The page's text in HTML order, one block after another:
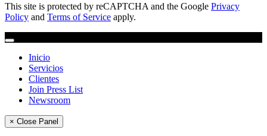
This site is protected by reCAPTCHA and the Google Privacy
Policy and Terms of Service apply.
Inicio
Servicios
Clientes
Join Press List
Newsroom
× Close Panel